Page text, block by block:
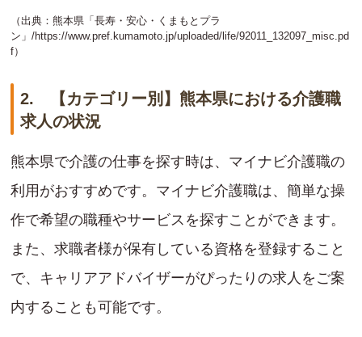
（出典：熊本県「長寿・安心・くまもとプラ
ン」/https://www.pref.kumamoto.jp/uploaded/life/92011_132097_misc.pd
f）
2. 【カテゴリー別】熊本県における介護職
求人の状況
熊本県で介護の仕事を探す時は、マイナビ介護職の
利用がおすすめです。マイナビ介護職は、簡単な操
作で希望の職種やサービスを探すことができます。
また、求職者様が保有している資格を登録すること
で、キャリアアドバイザーがぴったりの求人をご案
内することも可能です。